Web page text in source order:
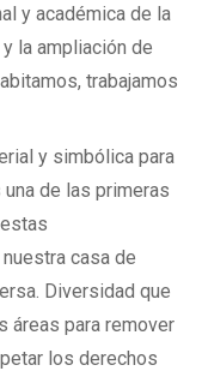
y académica de la
la ampliación de
trabajamos
y simbólica para
de las primeras
casa de
Diversidad que
áreas para remover
los derechos